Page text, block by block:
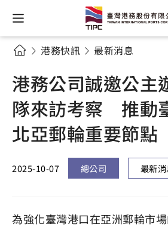
港務快訊 最新消息
港務公司誠邀公主
隊來訪考察 推動
北亞郵輪重要節點
2025-10-07 總公司 最新消
為強化臺灣港口在亞洲郵輪市